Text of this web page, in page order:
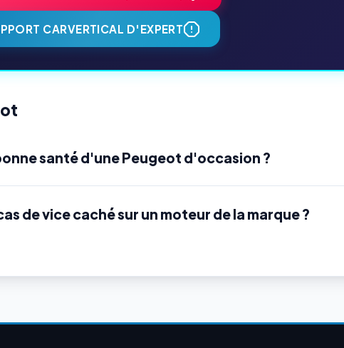
CARVERTICAL D'EXPERT
santé d'une Peugeot d'occasion ?
de vice caché sur un moteur de la marque ?